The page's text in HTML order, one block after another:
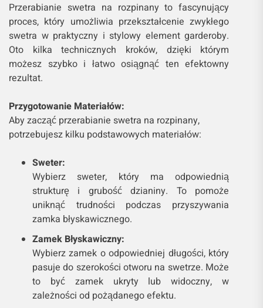
Przerabianie swetra na rozpinany to fascynujący
proces, który umożliwia przekształcenie zwykłego
swetra w praktyczny i stylowy element garderoby.
Oto kilka technicznych kroków, dzięki którym
możesz szybko i łatwo osiągnąć ten efektowny
rezultat.
Przygotowanie Materiałów:
Aby zacząć przerabianie swetra na rozpinany,
potrzebujesz kilku podstawowych materiałów:
Sweter:
Wybierz sweter, który ma odpowiednią
strukturę i grubość dzianiny. To pomoże
uniknąć trudności podczas przyszywania
zamka błyskawicznego.
Zamek Błyskawiczny:
Wybierz zamek o odpowiedniej długości, który
pasuje do szerokości otworu na swetrze. Może
to być zamek ukryty lub widoczny, w
zależności od pożądanego efektu.